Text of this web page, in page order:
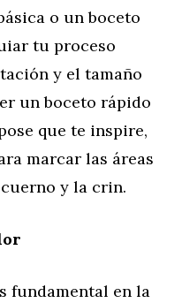
o un boceto
tu proceso
y el tamaño
un boceto rápido
que te inspire,
marcar las áreas
y la crin.
fundamental en la